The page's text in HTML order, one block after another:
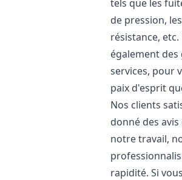
tels que les
de pression,
résistance,
également
services, pour
paix d'esprit
Nos clients
donné des
notre travail,
rapidité. Si